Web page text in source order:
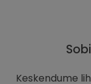
Keskendume